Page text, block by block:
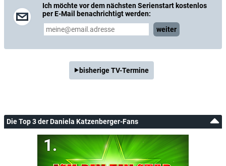
Ich möchte vor dem nächsten Serienstart kostenlos
per E-Mail benachrichtigt werden:
weiter
bisherige TV-Termine
Die Top 3 der Daniela Katzenberger-Fans